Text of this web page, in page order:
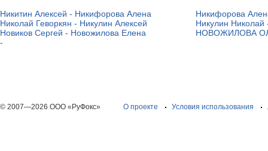
Никитин Алексей - Никифорова Алена
Никифорова
Николай Геворкян - Никулин Алексей
Никулин Николай
Новиков Сергей - Новожилова Елена
НОВОЖИЛОВА
-
© 2007—2026 ООО «РуФокс» О проекте Условия использования